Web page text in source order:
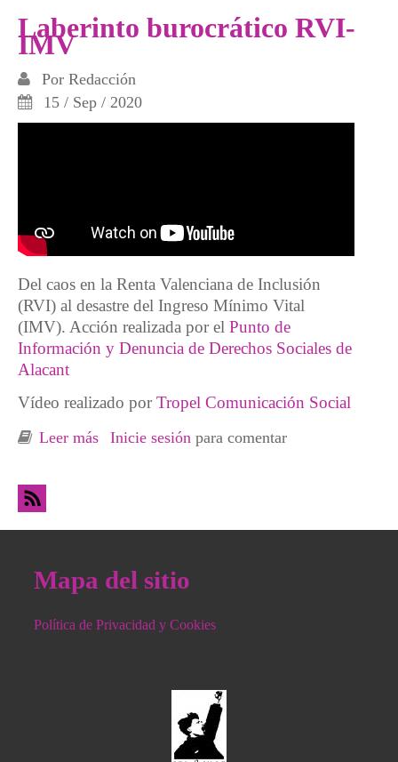
Laberinto burocrático RVI-
IMV
Por Redacción
15 / Sep / 2020
Del caos en la Renta Valenciana de Inclusión
(RVI) al desastre del Ingreso Mínimo Vital
(IMV). Acción realizada por el Punto de
Información y Denuncia de Derechos Sociales de
Alacant
Vídeo realizado porTropel Comunicación Social
Leer más sobre Laberinto burocrático RVI-IMV
Inicie sesión para comentar
Mapa del sitio
Política de Privacidad y Cookies